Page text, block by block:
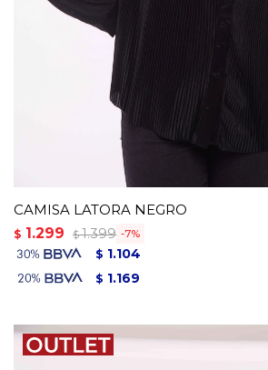
CAMISA LATORA NEGRO
$ 1.299 $ 1.399 7
$ 1.104
$ 1.169